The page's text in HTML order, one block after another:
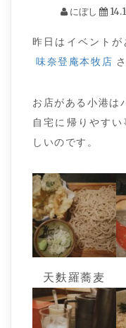
にぼし
昨日はイベント
味奈登庵本牧店
お店がある小港は
自宅に帰りやす
しいのです。
天麩羅蕎麦